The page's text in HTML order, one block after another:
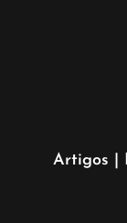
Artigos